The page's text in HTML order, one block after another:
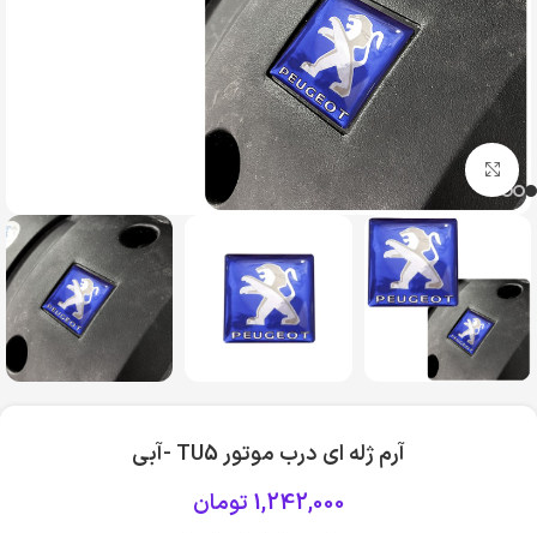
بزرگنمایی تصویر
آرم ژله ای درب موتور TU5 -آبی
1,242,000 تومان